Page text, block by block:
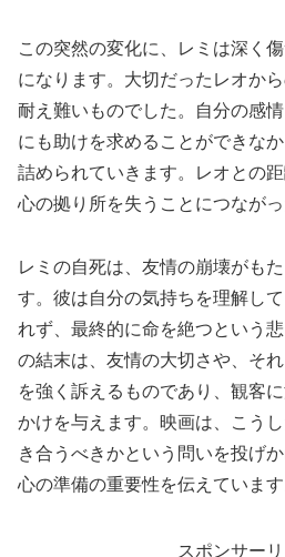
この突然の変化に、レミは深く
になります。大切だったレオか
耐え難いものでした。自分の感
にも助けを求めることができな
詰められていきます。レオとの
心の拠り所を失うことにつながっ
レミの自死は、友情の崩壊がも
す。彼は自分の気持ちを理解し
れず、最終的に命を絶つという
の結末は、友情の大切さや、そ
を強く訴えるものであり、観客
かけを与えます。映画は、こう
き合うべきかという問いを投げ
心の準備の重要性を伝えています
スポンサー